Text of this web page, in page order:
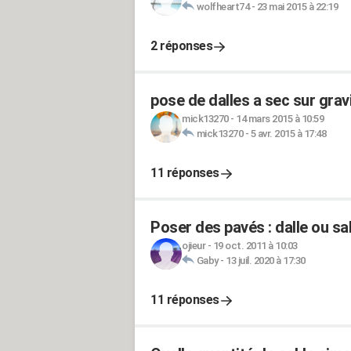
wolfheart74- 23 mai 2015 à 22:19
2 réponses
pose de dalles a sec sur
mick13270- 14 mars 2015 à 10:59
mick13270- 5 avr. 2015 à 17:48
11 réponses
Poser des pavés : dalle ou
ojieur- 19 oct. 2011 à 10:03
Gaby- 13 juil. 2020 à 17:30
11 réponses